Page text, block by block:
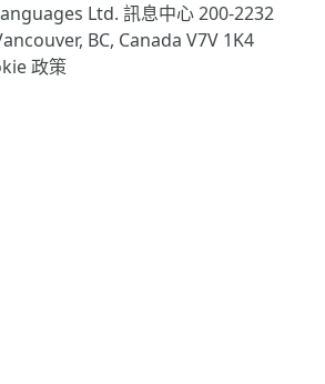
Ltd. 訊息中心 200-2232
BC, Canada V7V 1K4
政策